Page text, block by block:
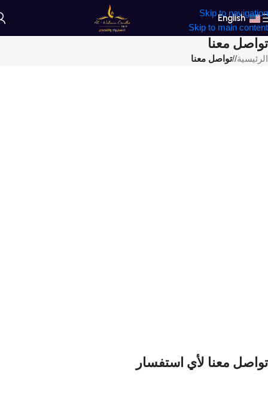
Skip to navigation
Skip to main content
English
تواصل معنا
الرئيسية/ تواصل معنا
تواصل معنا لأي استفسار